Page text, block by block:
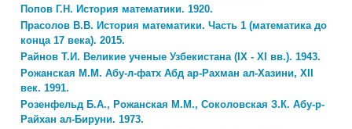
Попов Г.Н. История математики. 1920.
Прасолов В.В. История математики. Часть 1 (математика до
конца 17 века). 2015.
Райнов Т.И. Великие ученые Узбекистана (IX - XI вв.). 1943.
Рожанская М.М. Абу-л-фатх Абд ар-Рахман ал-Хазини, XII
век. 1991.
Розенфельд Б.А., Рожанская М.М., Соколовская З.К. Абу-р-
Райхан ал-Бируни. 1973.